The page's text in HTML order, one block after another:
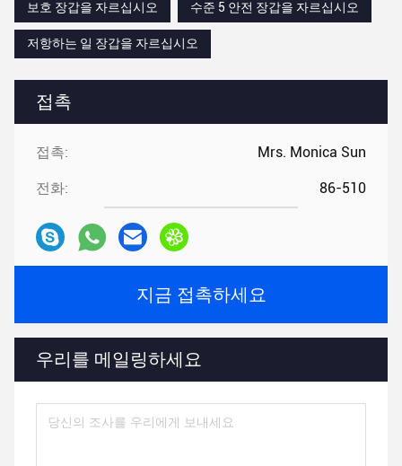
접촉
접촉: Mrs. Monica Sun
전화: 86-510
지금 접촉하세요
우리를 메일링하세요
보호 장갑을 자르십시오
수준 5 안전 장갑을 자르십시오
저항하는 일 장갑을 자르십시오